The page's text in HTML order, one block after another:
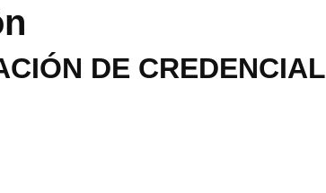
DE CREDENCIAL